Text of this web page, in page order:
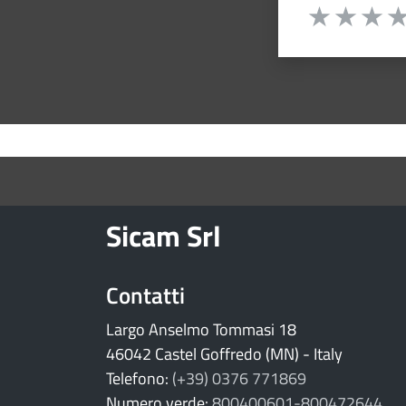
Valuta da 1 a
Sicam Srl
Contatti
Largo Anselmo Tommasi 18
46042 Castel Goffredo (MN) - Italy
Telefono: (+39) 0376 771869